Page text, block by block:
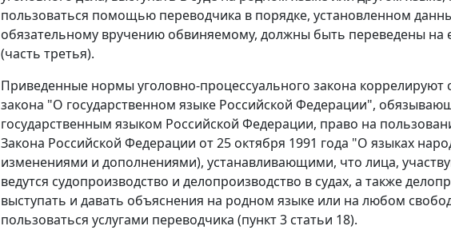
пользоваться помощью переводчика в порядке, установленном
обязательному вручению обвиняемому, должны быть переведены на
(часть третья).
Приведенные нормы уголовно-процессуального закона
закона "О государственном языке Российской Федерации",
государственным языком Российской Федерации, право на
Закона Российской Федерации от 25 октября 1991 года "О языках
изменениями и дополнениями), устанавливающими, что лица,
ведутся судопроизводство и делопроизводство в судах, а также
выступать и давать объяснения на родном языке или на любом
пользоваться услугами переводчика (пункт 3 статьи 18).